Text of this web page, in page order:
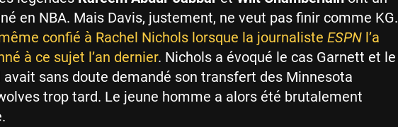
en NBA. Mais Davis, justement, ne veut pas finir comme KG.
confié à Rachel Nichols lorsque la journaliste ESPN l’a
à ce sujet l’an dernier. Nichols a évoqué le cas Garnett et le
avait sans doute demandé son transfert des Minnesota
trop tard. Le jeune homme a alors été brutalement